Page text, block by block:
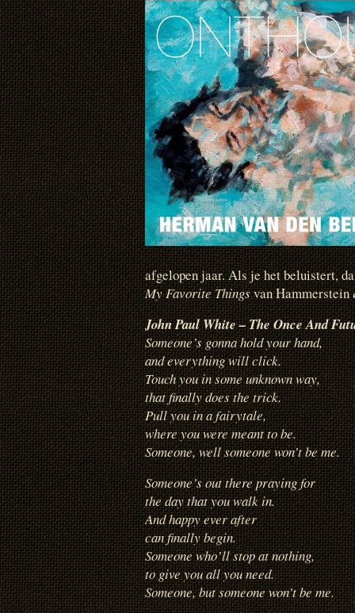
afgelopen jaar. Als je het beluistert,
My Favorite Thingsvan Hammerstein
John Paul White – The Once And
Someone’s gonna hold your hand,
and everything will click.
Touch you in some unknown way,
that finally does the trick.
Pull you in a fairytale,
where you were meant to be.
Someone, well someone won’t be me.
Someone’s out there praying for
the day that you walk in.
And happy ever after
can finally begin.
Someone who’ll stop at nothing,
to give you all you need.
Someone, but someone won’t be me.